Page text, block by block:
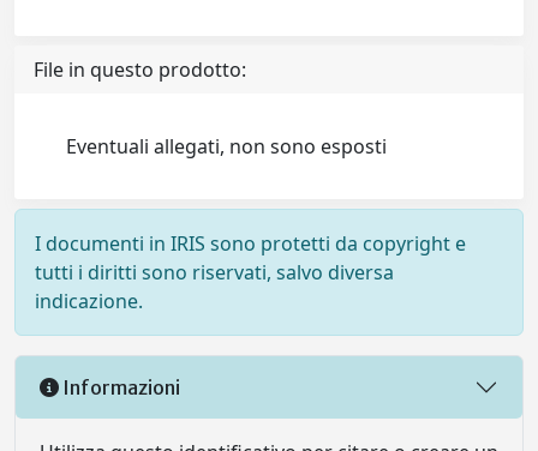
File in questo prodotto:
Eventuali allegati, non sono esposti
I documenti in IRIS sono protetti da copyright e
tutti i diritti sono riservati, salvo diversa
indicazione.
Informazioni